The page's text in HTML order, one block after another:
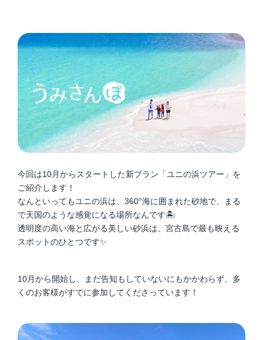
今回は10月からスタートした新プラン「ユニの浜ツアー」を
ご紹介します！
なんといってもユニの浜は、360°海に囲まれた砂地で、まる
で天国のような感覚になる場所なんです🏝️
透明度の高い海と広がる美しい砂浜は、宮古島で最も映える
スポットのひとつです✨
10月から開始し、まだ告知もしていないにもかかわらず、多
くのお客様がすでに参加してくださっています！